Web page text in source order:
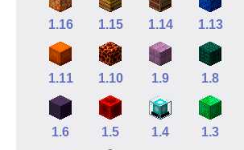
1.16 1.15 1.14 1.13
1.11 1.10 1.9 1.8
1.6 1.5 1.4 1.3